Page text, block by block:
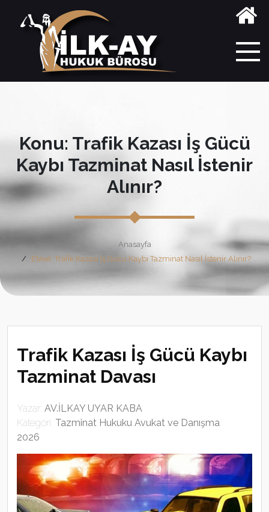
Konu: Trafik Kazası İş Gücü
Kaybı Tazminat Nasıl İstenir
Alınır?
Anasayfa
Etiket: Trafik Kazası İş Gücü Kaybı Tazminat Nasıl İstenir Alınır?
Trafik Kazası İş Gücü Kaybı
Tazminat Davası
Yazar: AV.İLKAY UYAR KABA
Kategori: Tazminat Hukuku Avukat ve Danışma
2026